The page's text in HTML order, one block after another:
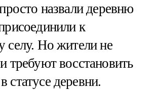
назвали деревню
к
селу. Но жители не
требуют восстановить
статусе деревни.